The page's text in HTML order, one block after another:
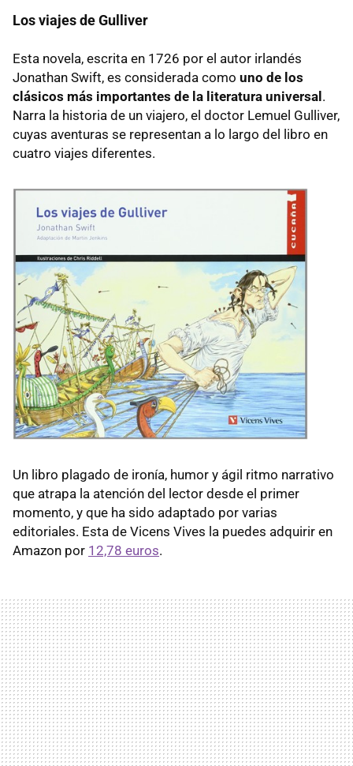
Los viajes de Gulliver
Esta novela, escrita en 1726 por el autor irlandés
Jonathan Swift, es considerada como uno de los
clásicos más importantes de la literatura universal.
Narra la historia de un viajero, el doctor Lemuel Gulliver,
cuyas aventuras se representan a lo largo del libro en
cuatro viajes diferentes.
Un libro plagado de ironía, humor y ágil ritmo narrativo
que atrapa la atención del lector desde el primer
momento, y que ha sido adaptado por varias
editoriales. Esta de Vicens Vives la puedes adquirir en
Amazon por 12,78 euros.